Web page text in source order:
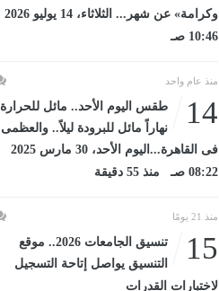
وكرامة» عن شهر... الثلاثاء، 14 يوليو 2026
10:46 صـ
منذ عام واحد
14
طقس اليوم الأحد.. مائل للحرارة
نهاراً مائل للبرودة ليلاً.. والعظمى
فى القاهرة...اليوم الأحد، 30 مارس 2025
08:22 صـ منذ 55 دقيقة
منذ 21 يومًا
15
تنسيق الجامعات 2026.. موقع
التنسيق يواصل إتاحة التسجيل
لاختبارات القدرات